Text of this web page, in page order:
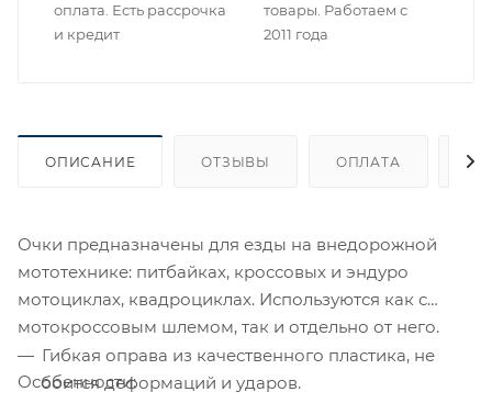
оплата. Есть рассрочка
и кредит
товары. Работаем с
2011 года
ОПИСАНИЕ ОТЗЫВЫ ОПЛАТА
Очки предназначены для езды на внедорожной
мототехнике: питбайках, кроссовых и эндуро
мотоциклах, квадроциклах. Используются как с
мотокроссовым шлемом, так и отдельно от него.
Особенности:
Гибкая оправа из качественного пластика, не
боится деформаций и ударов.